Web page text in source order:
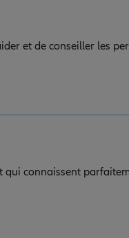
et de conseiller les
qui connaissent